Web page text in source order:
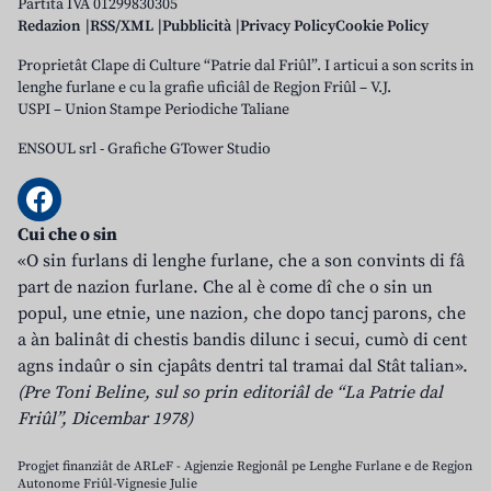
Partita IVA 01299830305
Redazion RSS/XML Pubblicità Privacy PolicyCookie Policy
Proprietât Clape di Culture “Patrie dal Friûl”. I articui a son scrits in
lenghe furlane e cu la grafie uficiâl de Regjon Friûl – V.J.
USPI – Union Stampe Periodiche Taliane
ENSOUL srl-Grafiche GTower Studio
Cui che o sin
«O sin furlans di lenghe furlane, che a son convints di fâ
part de nazion furlane. Che al è come dî che o sin un
popul, une etnie, une nazion, che dopo tancj parons, che
a àn balinât di chestis bandis dilunc i secui, cumò di cent
agns indaûr o sin cjapâts dentri tal tramai dal Stât talian».
(Pre Toni Beline, sul so prin editoriâl de “La Patrie dal
Friûl”, Dicembar 1978)
Progjet finanziât de ARLeF - Agjenzie Regjonâl pe Lenghe Furlane e de Regjon
Autonome Friûl-Vignesie Julie